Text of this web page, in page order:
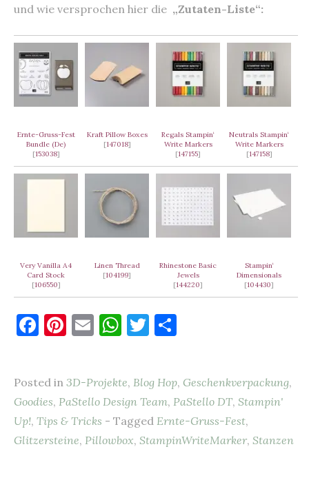
und wie versprochen hier die „Zutaten-Liste“:
Ernte-Gruss-Fest
Bundle (De)
[153038]
Kraft Pillow Boxes
[147018]
Regals Stampin‘
Write Markers
[147155]
Neutrals Stampin‘
Write Markers
[147158]
Very Vanilla A4
Card Stock
[106550]
Linen Thread
[104199]
Rhinestone Basic
Jewels
[144220]
Stampin‘
Dimensionals
[104430]
F
e
b
o
Pi
es
t
E
l
W
s
A
p
T
te
r
n
Posted in 3D-Projekte, Blog Hop, Geschenkverpackung,
Goodies, PaStello Design Team, PaStello DT, Stampin'
Up!, Tips & Tricks - Tagged Ernte-Gruss-Fest,
Glitzersteine, Pillowbox, StampinWriteMarker, Stanzen